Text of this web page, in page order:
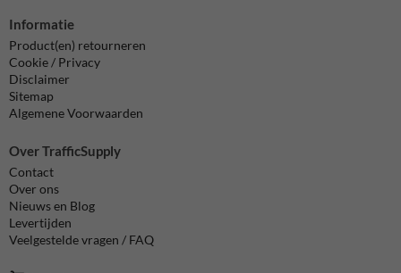
Informatie
Product(en) retourneren
Cookie / Privacy
Disclaimer
Sitemap
Algemene Voorwaarden
Over TrafficSupply
Contact
Over ons
Nieuws en Blog
Levertijden
Veelgestelde vragen / FAQ